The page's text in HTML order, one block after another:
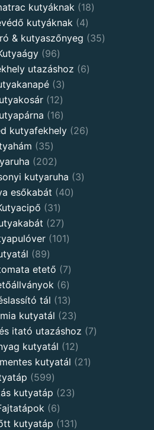
kutyáknak
18
kutyáknak
4
& kutyaszőnyeg
35
96
utazáshoz
6
3
12
16
kutyafekhely
26
35
202
kutyaruha
3
esőkabát
40
31
27
101
89
etető
7
6
tál
13
kutyatál
23
itató utazáshoz
7
kutyatál
12
kutyatál
21
599
kutyatáp
23
6
kutyatáp
131